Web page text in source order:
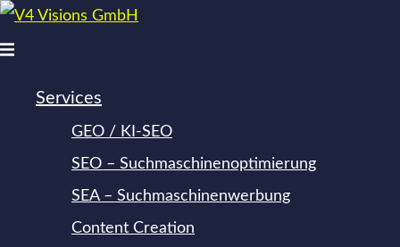
Zum
Inhalt
Menü
Services
GEO / KI-SEO
SEO – Suchmaschinen­optimierung
SEA – Suchmaschinen­werbung
Content Creation